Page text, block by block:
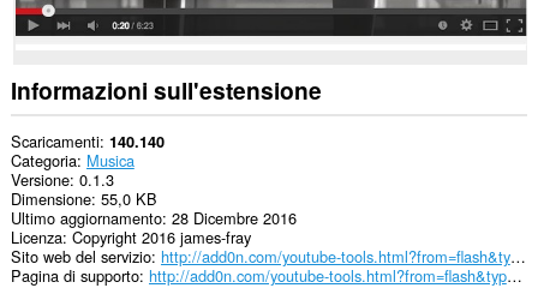
Informazioni sull'estensione
Scaricamenti 140.140
Categoria Musica
Versione 0.1.3
Dimensione 55,0 KB
Ultimo aggiornamento 28 Dicembre 2016
Licenza Copyright 2016 james-fray
Sito web del servizio
http://add0n.com/youtube-tools.html?from=flash&type=context
Pagina di supporto
http://add0n.com/youtube-tools.html?from=flash&type=context